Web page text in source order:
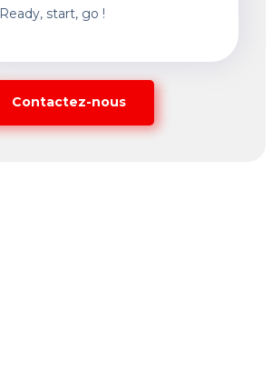
Ready, start, go !
Contactez-nous